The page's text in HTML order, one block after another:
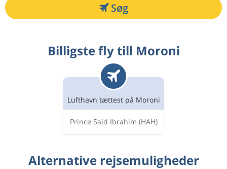
Søg
Billigste fly till Moroni
Lufthavn tættest på Moroni
Prince Said Ibrahim (HAH)
Alternative rejsemuligheder